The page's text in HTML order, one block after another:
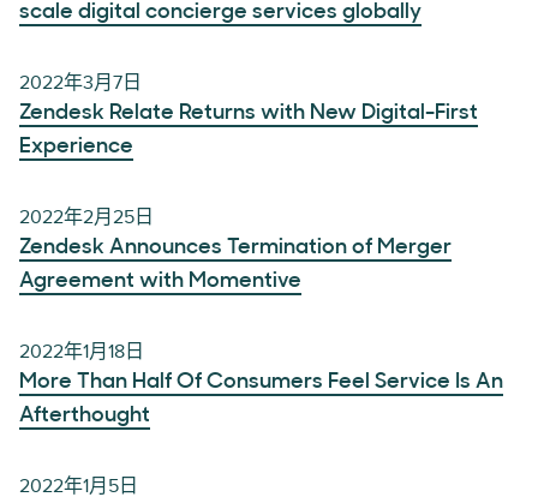
scale digital concierge services globally
2022年3月7日
Zendesk Relate Returns with New Digital-First
Experience
2022年2月25日
Zendesk Announces Termination of Merger
Agreement with Momentive
2022年1月18日
More Than Half Of Consumers Feel Service Is An
Afterthought
2022年1月5日